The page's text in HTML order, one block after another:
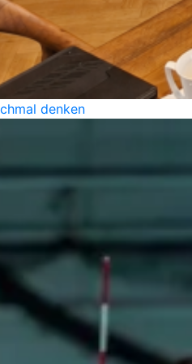
denken